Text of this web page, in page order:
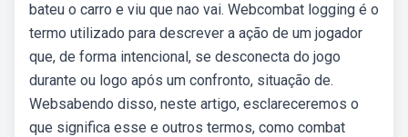
bateu o carro e viu que nao vai. Webcombat logging é o
termo utilizado para descrever a ação de um jogador
que, de forma intencional, se desconecta do jogo
durante ou logo após um confronto, situação de.
Websabendo disso, neste artigo, esclareceremos o
que significa esse e outros termos, como combat